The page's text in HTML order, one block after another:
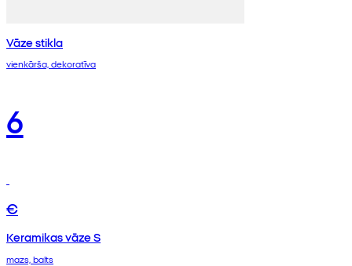
Vāze stikla
vienkārša, dekoratīva
6
€
Keramikas vāze S
mazs, balts